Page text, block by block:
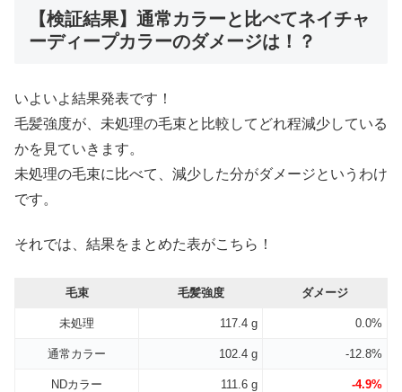
【検証結果】通常カラーと比べてネイチャ
ーディープカラーのダメージは！？
いよいよ結果発表です！
毛髪強度が、未処理の毛束と比較してどれ程減少している
かを見ていきます。
未処理の毛束に比べて、減少した分がダメージというわけ
です。
それでは、結果をまとめた表がこちら！
毛束 毛髪強度 ダメージ
未処理 117.4 g 0.0%
通常カラー 102.4 g -12.8%
NDカラー 111.6 g -4.9%